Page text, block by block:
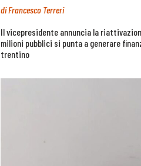
diFrancesco Terreri
Il vicepresidente annuncia la
milioni pubblici si punta a generare
trentino